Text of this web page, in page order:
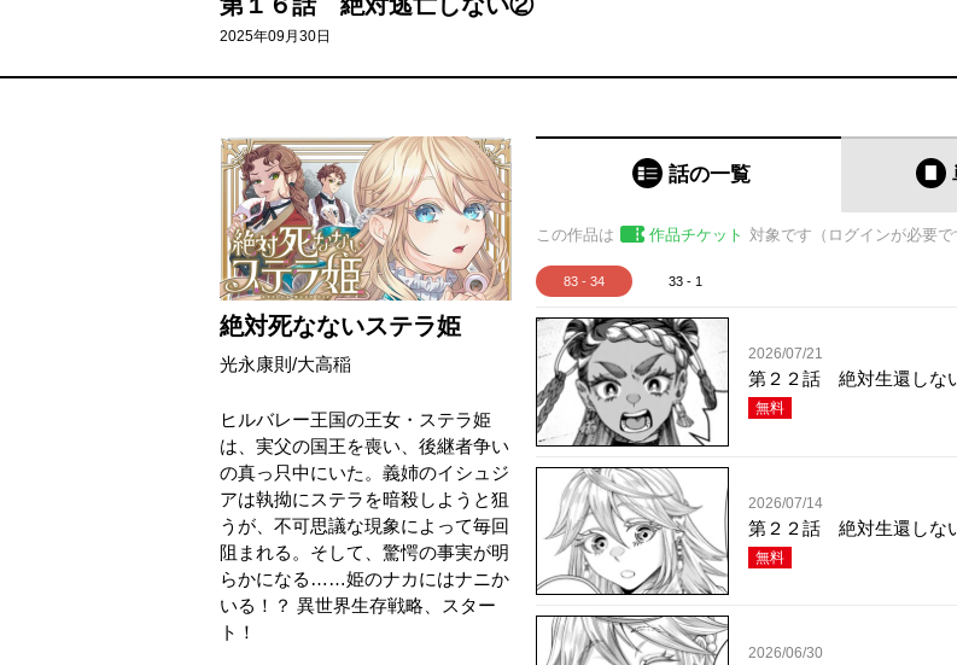
2025年09月30日
絶対死なないステラ姫
光永康則 /大高稲
ヒルバレー王国の王女・ステラ姫
は、実父の国王を喪い、後継者争い
の真っ只中にいた。義姉のイシュジ
アは執拗にステラを暗殺しようと狙
うが、不可思議な現象によって毎回
阻まれる。そして、驚愕の事実が明
らかになる……姫のナカにはナニか
いる！？ 異世界生存戦略、スター
ト！
話の一覧
この作品は 作品チケット 対象です（ログインが必要で
83 - 34 33 - 1
2026/07/21
第２２話 絶対生還しな
無料
2026/07/14
第２２話 絶対生還しな
無料
2026/06/30